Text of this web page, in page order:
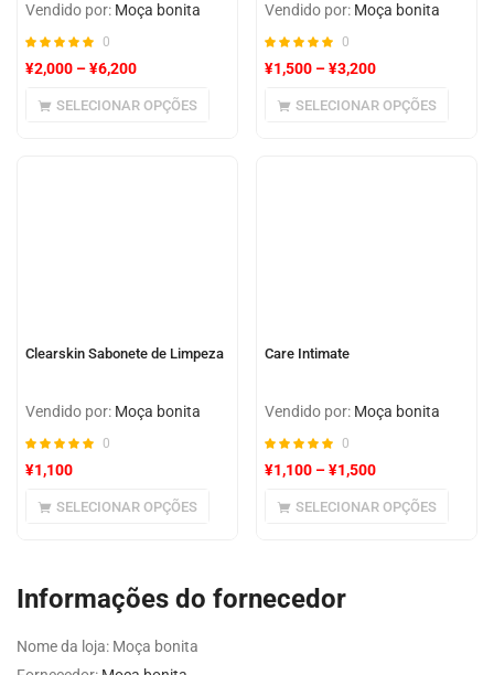
Vendido por: Moça bonita
0
¥2,000 –¥6,200
SELECIONAR OPÇÕES
Vendido por: Moça bonita
0
¥1,500 –¥3,200
SELECIONAR OPÇÕES
Clearskin Sabonete de Limpeza
Vendido por: Moça bonita
0
¥1,100
SELECIONAR OPÇÕES
Care Intimate
Vendido por: Moça bonita
0
¥1,100 –¥1,500
SELECIONAR OPÇÕES
Informações do fornecedor
Nome da loja: Moça bonita